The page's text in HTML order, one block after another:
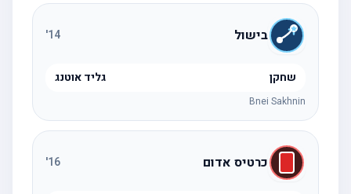
בישול 14
'
שחקן גליד אוטנג
Bnei Sakhnin
כרטיס אדום 16
'